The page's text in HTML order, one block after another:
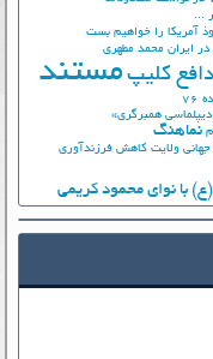
...
آمریکا را خواهیم بست
ایران محمد مطهری
کلیپ مستند
همبرگری»
نماهنگ
ولایت کاهش فرزندآوری
با نوای محمود کریمی